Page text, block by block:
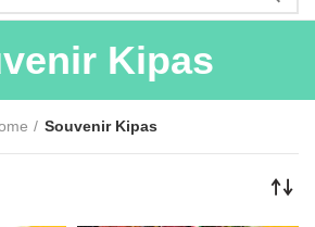
Kipas
Souvenir Kipas